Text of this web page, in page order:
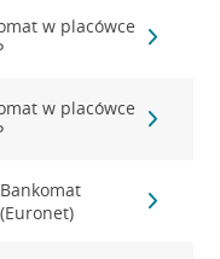
w placówce
w placówce
Bankomat
(Euronet)